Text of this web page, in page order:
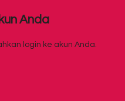
Anda
login ke akun Anda.